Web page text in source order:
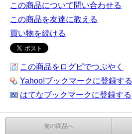
この商品について問い合わせる
この商品を友達に教える
買い物を続ける
この商品をログピでつぶやく
Yahoo!ブックマークに登録する
はてなブックマークに登録する
前の商品へ